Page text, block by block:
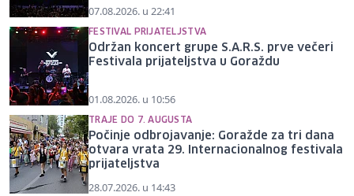
07.08.2026. u 22:41
FESTIVAL PRIJATELJSTVA
Održan koncert grupe S.A.R.S. prve večeri
Festivala prijateljstva u Goraždu
01.08.2026. u 10:56
TRAJE DO 7. AUGUSTA
Počinje odbrojavanje: Goražde za tri dana
otvara vrata 29. Internacionalnog festivala
prijateljstva
28.07.2026. u 14:43